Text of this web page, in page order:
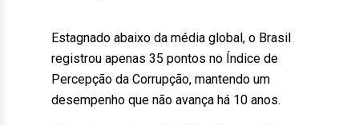
Estagnado abaixo da média global, o Brasil
registrou apenas 35 pontos no Índice de
Percepção da Corrupção, mantendo um
desempenho que não avança há 10 anos.